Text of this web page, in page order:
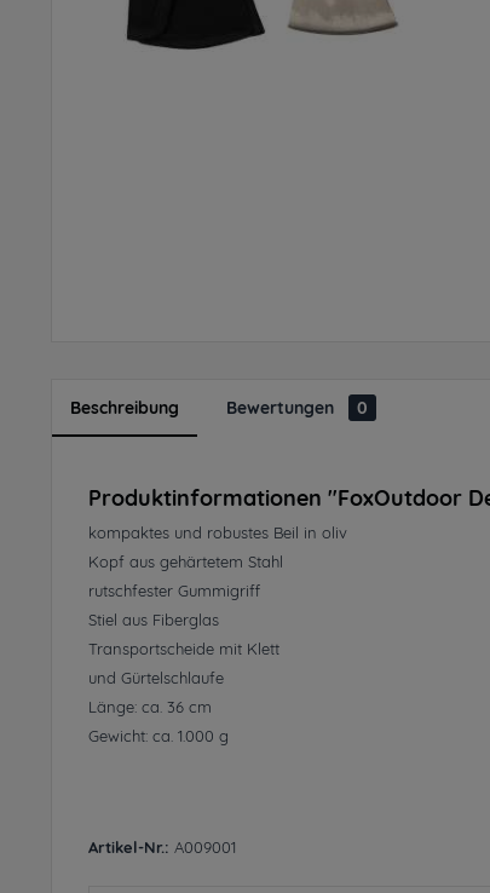
Beschreibung Bewertungen 0
Produktinformationen "FoxOutdoor
kompaktes und robustes Beil in oliv
Kopf aus gehärtetem Stahl
rutschfester Gummigriff
Stiel aus Fiberglas
Transportscheide mit Klett
und Gürtelschlaufe
Länge: ca. 36 cm
Gewicht: ca. 1.000 g
Artikel-Nr.: A009001